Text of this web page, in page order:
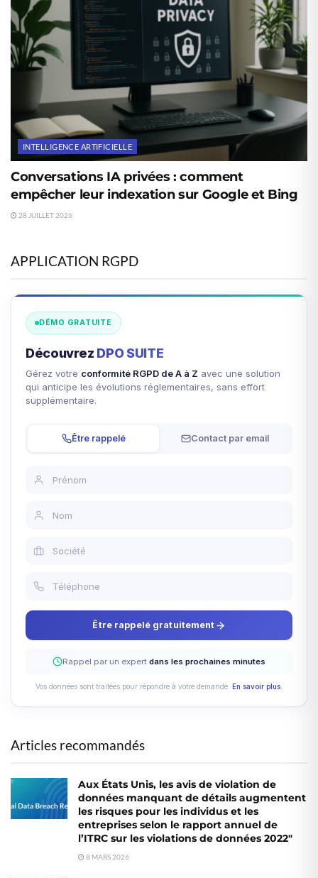
INTELLIGENCE ARTIFICIELLE
Conversations IA privées : comment
empêcher leur indexation sur Google et Bing
28 JUILLET 2026
APPLICATION RGPD
DÉMO GRATUITE
Découvrez DPO SUITE
Gérez votre conformité RGPD de A à Z avec une solution
qui anticipe les évolutions réglementaires, sans effort
supplémentaire.
Être rappelé Contact par email
Être rappelé gratuitement
Rappel par un expert dans les prochaines minutes
Vos données sont traitées pour répondre à votre demande. En savoir plus
Articles recommandés
Aux États Unis, les avis de violation de
données manquant de détails augmentent
les risques pour les individus et les
entreprises selon le rapport annuel de
l’ITRC sur les violations de données 2022″
8 MARS 2026